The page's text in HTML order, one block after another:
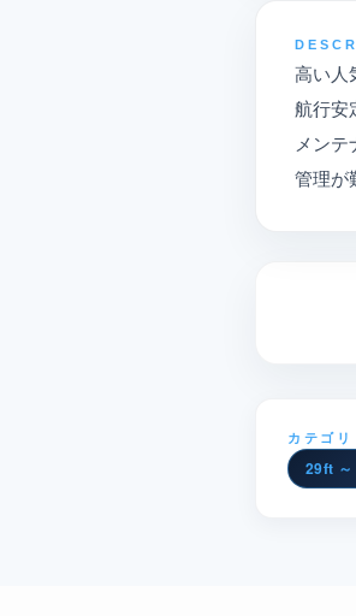
高い人
航行安
メン
管理が
カテゴリ
29ft